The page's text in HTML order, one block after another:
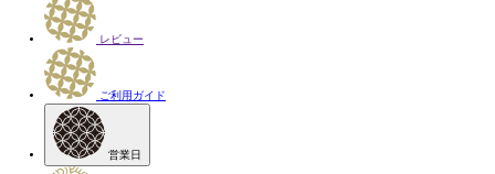
レビュー
ご利用ガイド
営業日